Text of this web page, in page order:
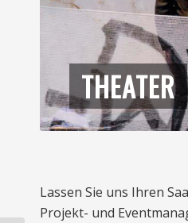
THEATER
Lassen Sie uns Ihren
Projekt- und